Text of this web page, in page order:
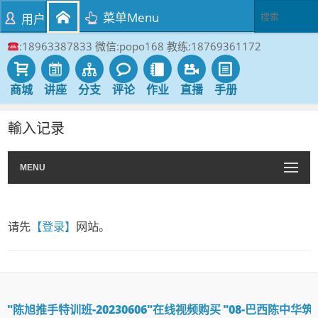
:18963387833 微信:popo168 教练:18769361172
商城 讲座 分支 评论 作业 直播 手册
用户 菜单Menu
輸入记录
MENU
请先 【登录】 网站。
"陈旭推手特训班-20230606"在线视频购买 "08-巴西陈中华筑